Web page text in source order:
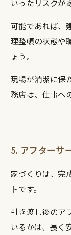
いったリスクが
可能であれば、
理整頓の状態や
ょう。
現場が清潔に保
務店は、仕事へ
5. アフターサ
家づくりは、完
トです。
引き渡し後のア
いるかは、長く